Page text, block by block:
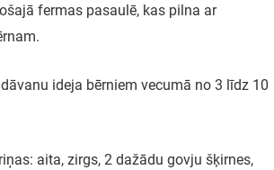
fermas pasaulē, kas pilna ar
ideja bērniem vecumā no 3 līdz 10
aita, zirgs, 2 dažādu govju šķirnes,